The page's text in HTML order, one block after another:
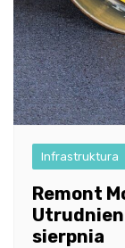
Infrastruktura
Remont
sierpnia